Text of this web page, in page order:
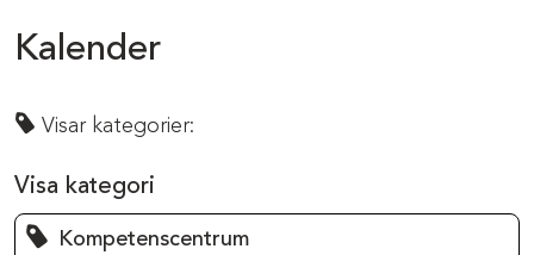
Kalender
Visar kategorier:
Visa kategori
Kompetenscentrum